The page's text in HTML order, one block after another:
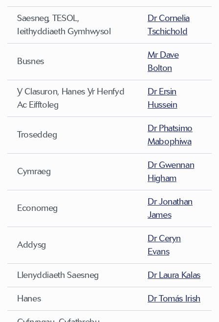
Saesneg, TESOL,
Ieithyddiaeth Gymhwysol
Dr Cornelia
Tschichold
Busnes
Mr Dave
Bolton
Y Clasuron, Hanes Yr Henfyd
Ac Eifftoleg
Dr Ersin
Hussein
Troseddeg
Dr Phatsimo
Mabophiwa
Cymraeg
Dr Gwennan
Higham
Economeg
Dr Jonathan
James
Addysg
Dr Ceryn
Evans
Llenyddiaeth Saesneg Dr Laura Kalas
Hanes Dr Tomás Irish